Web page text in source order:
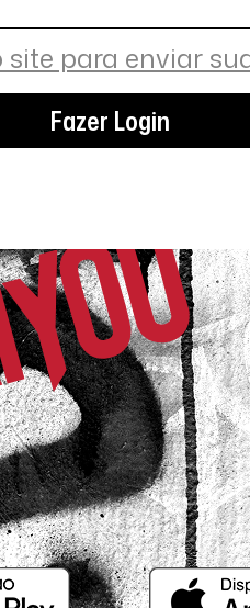
p comprar p ela e
e magra p ficou
confortável e
site para enviar
Fazer Login